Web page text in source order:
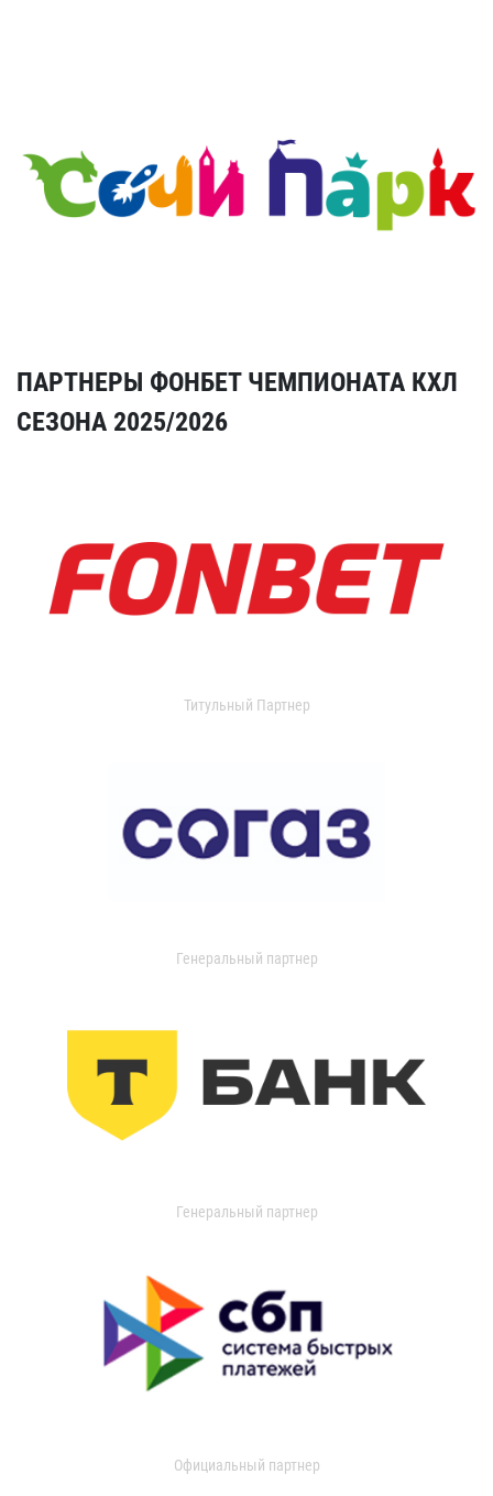
ПАРТНЕРЫ ФОНБЕТ ЧЕМПИОНАТА КХЛ
СЕЗОНА 2025/2026
Титульный Партнер
Генеральный партнер
Генеральный партнер
Официальный партнер